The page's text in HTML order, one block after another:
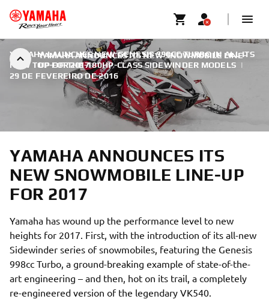
YAMAHA ANNOUNCES ITS NEW SNOWMOBILE LINE-
UP FOR 2017
YAMAHA LAUNCHES NEW GENESIS 998CC TURBO IN ALL ITS
NEW TOP-OF-THE-180HP-CLASS SIDEWINDER MODELS |
29 DE FEVEREIRO DE 2016
YAMAHA ANNOUNCES ITS
NEW SNOWMOBILE LINE-UP
FOR 2017
Yamaha has wound up the performance level to new
heights for 2017. First, with the introduction of its all-new
Sidewinder series of snowmobiles, featuring the Genesis
998cc Turbo, a ground-breaking example of state-of-the-
art engineering – and then, hot on its trail, a completely
re-engineered version of the legendary VK540.